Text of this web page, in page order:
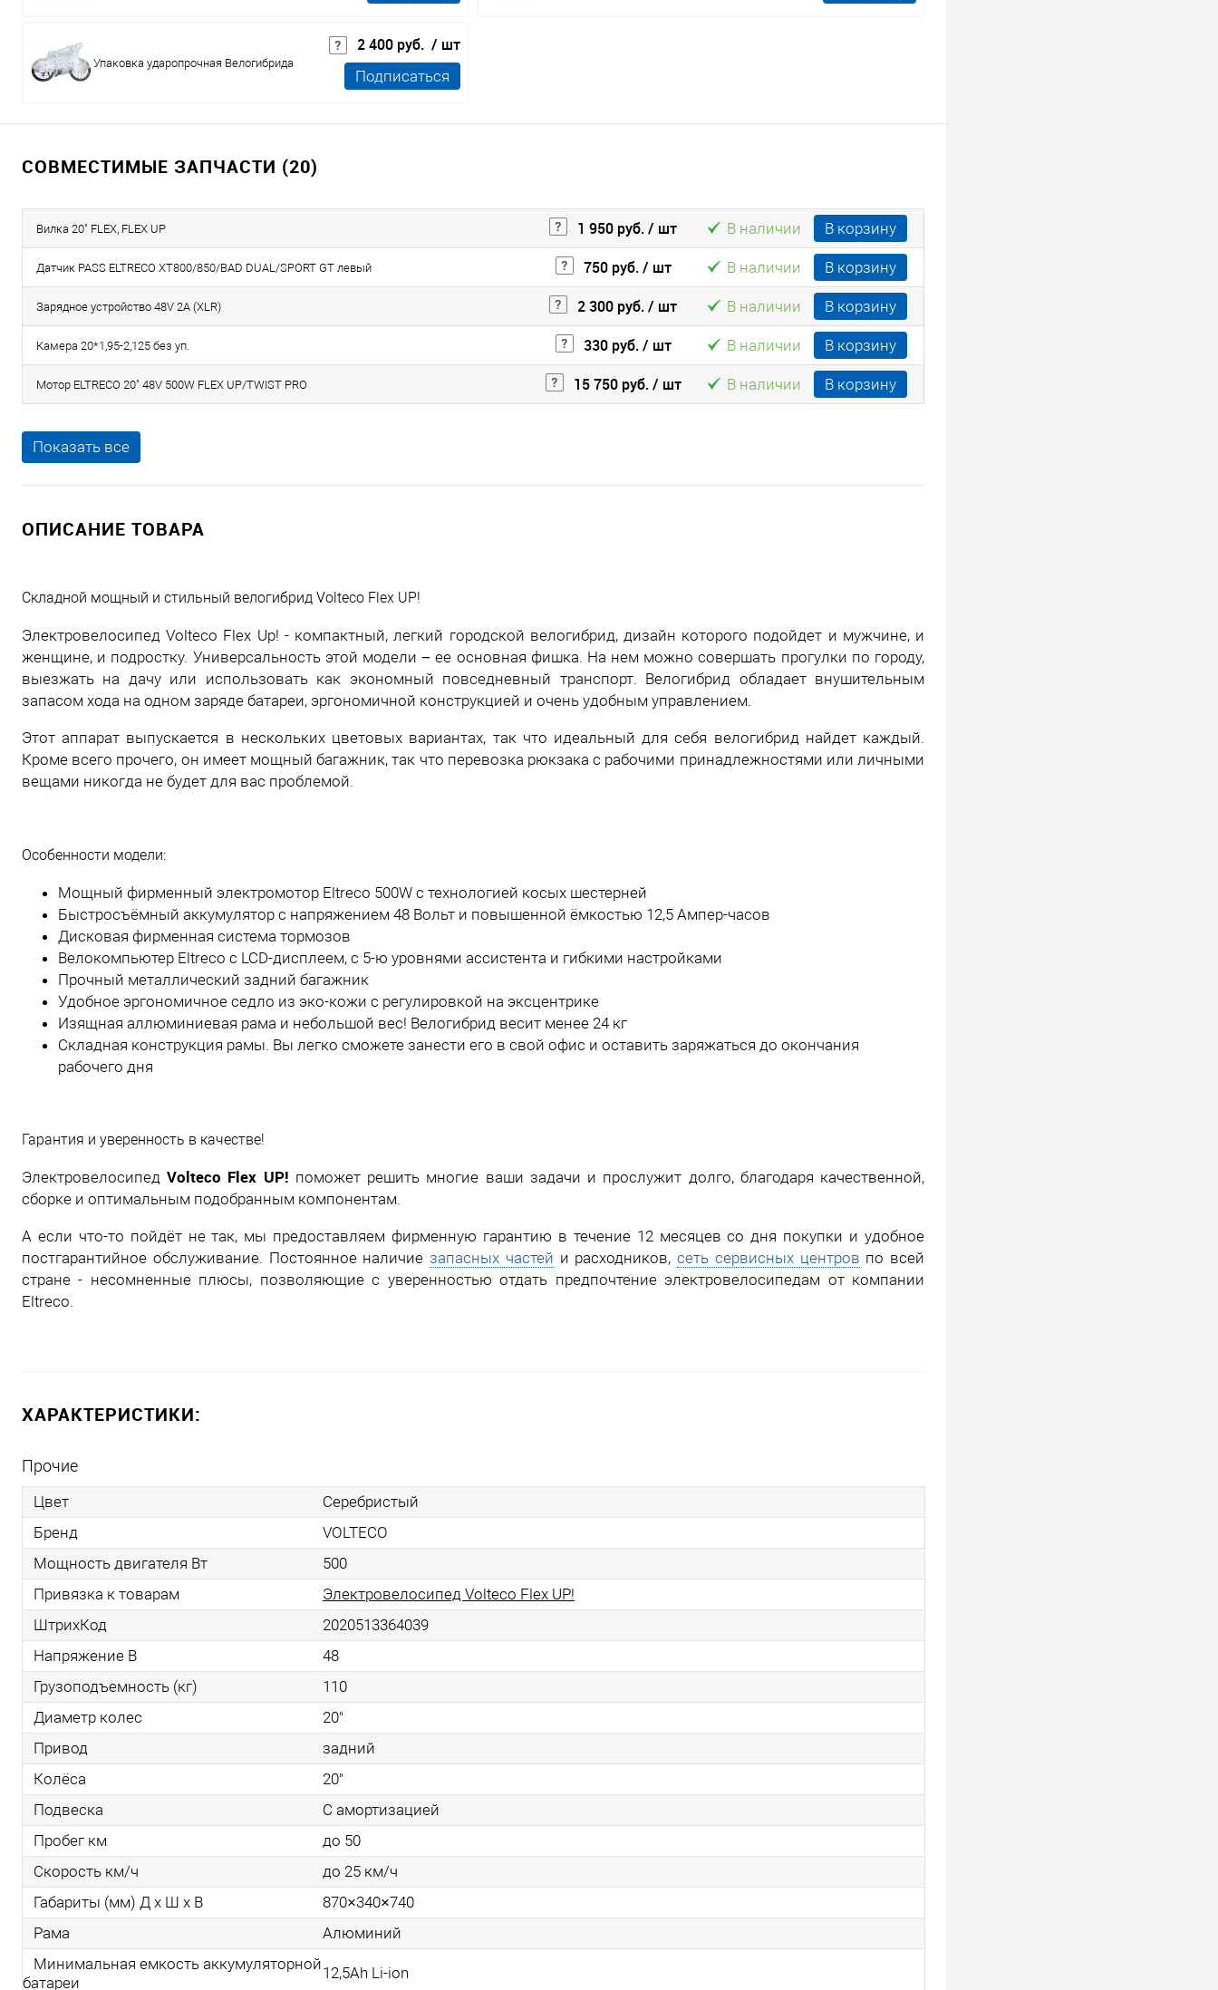
Упаковка ударопрочная Велогибрида
2 400 руб. / шт
Подписаться
СОВМЕСТИМЫЕ ЗАПЧАСТИ (20)
Вилка 20" FLEX, FLEX UP 1 950 руб./ шт В наличии В корзину
Датчик PASS ELTRECO XT800/850/BAD DUAL/SPORT GT левый 750 руб./ шт В наличии В корзину
Зарядное устройство 48V 2A (XLR) 2 300 руб./ шт В наличии В корзину
Камера 20*1,95-2,125 без уп. 330 руб./ шт В наличии В корзину
Мотор ELTRECO 20" 48V 500W FLEX UP/TWIST PRO 15 750 руб./ шт В наличии В корзину
Показать все
ОПИСАНИЕ ТОВАРА
Складной мощный и стильный велогибрид Volteco Flex UP!
Электровелосипед Volteco Flex Up! - компактный, легкий городской велогибрид, дизайн которого подойдет и мужчине, и
женщине, и подростку. Универсальность этой модели − ее основная фишка. На нем можно совершать прогулки по городу,
выезжать на дачу или использовать как экономный повседневный транспорт. Велогибрид обладает внушительным
запасом хода на одном заряде батареи, эргономичной конструкцией и очень удобным управлением.
Этот аппарат выпускается в нескольких цветовых вариантах, так что идеальный для себя велогибрид найдет каждый.
Кроме всего прочего, он имеет мощный багажник, так что перевозка рюкзака с рабочими принадлежностями или личными
вещами никогда не будет для вас проблемой.
Особенности модели:
Мощный фирменный электромотор Eltreco 500W с технологией косых шестерней
Быстросъёмный аккумулятор с напряжением 48 Вольт и повышенной ёмкостью 12,5 Ампер-часов
Дисковая фирменная система тормозов
Велокомпьютер Eltreco с LCD-дисплеем, с 5-ю уровнями ассистента и гибкими настройками
Прочный металлический задний багажник
Удобное эргономичное седло из эко-кожи с регулировкой на эксцентрике
Изящная аллюминиевая рама и небольшой вес! Велогибрид весит менее 24 кг
Складная конструкция рамы. Вы легко сможете занести его в свой офис и оставить заряжаться до окончания
рабочего дня
Гарантия и уверенность в качестве!
Электровелосипед Volteco Flex UP! поможет решить многие ваши задачи и прослужит долго, благодаря качественной,
сборке и оптимальным подобранным компонентам.
А если что-то пойдёт не так, мы предоставляем фирменную гарантию в течение 12 месяцев со дня покупки и удобное
постгарантийное обслуживание. Постоянное наличие запасных частей и расходников, сеть сервисных центров по всей
стране - несомненные плюсы, позволяющие с уверенностью отдать предпочтение электровелосипедам от компании
Eltreco.
ХАРАКТЕРИСТИКИ:
Прочие
Цвет
Серебристый
Бренд
VOLTECO
Мощность двигателя Вт
500
Привязка к товарам
Электровелосипед Volteco Flex UP!
ШтрихКод
2020513364039
Напряжение В
48
Грузоподъемность (кг)
110
Диаметр колес
20"
Привод
задний
Колёса
20"
Подвеска
С амортизацией
Пробег км
до 50
Скорость км/ч
до 25 км/ч
Габариты (мм) Д x Ш x В
870×340×740
Рама
Алюминий
Минимальная емкость аккумуляторной
батареи
12,5Аh Li-ion